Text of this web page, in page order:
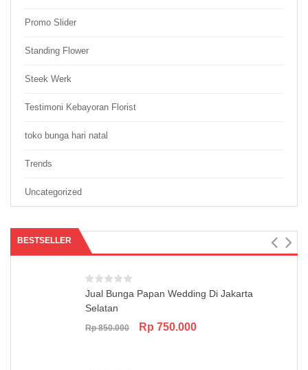
Promo Slider
Standing Flower
Steek Werk
Testimoni Kebayoran Florist
toko bunga hari natal
Trends
Uncategorized
BESTSELLER
Jual Bunga Papan Wedding Di Jakarta
Selatan
Rp850.000
Original
Rp 750.000Current